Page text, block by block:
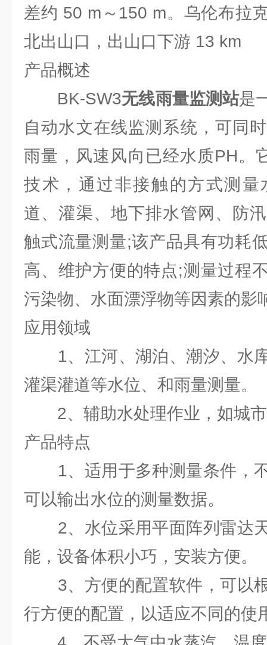
差约 50 m～150 m。乌伦布拉
北出山口，出山口下游 13 km
产品概述
BK-SW3无线雨量监测站是
自动水文在线监测系统，可同
雨量，风速风向已经水质PH。
技术，通过非接触的方式测量
道、灌渠、地下排水管网、防
触式流量测量;该产品具有功耗
高、维护方便的特点;测量过程
污染物、水面漂浮物等因素的影
应用领域
1、江河、湖泊、潮汐、水
灌渠灌道等水位、和雨量测量。
2、辅助水处理作业，如城市
产品特点
1、适用于多种测量条件，
可以输出水位的测量数据。
2、水位采用平面阵列雷达
能，设备体积小巧，安装方便。
3、方便的配置软件，可以
行方便的配置，以适应不同的使